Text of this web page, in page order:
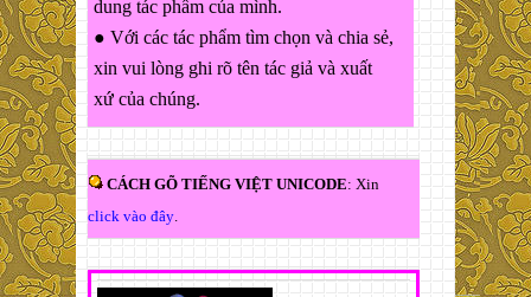
dung tác phẩm của mình.
● Với các tác phẩm tìm chọn và chia sẻ,
xin vui lòng ghi rõ tên tác giả và xuất
xứ của chúng.
CÁCH GÕ TIẾNG VIỆT UNICODE: Xin
click vào đây.